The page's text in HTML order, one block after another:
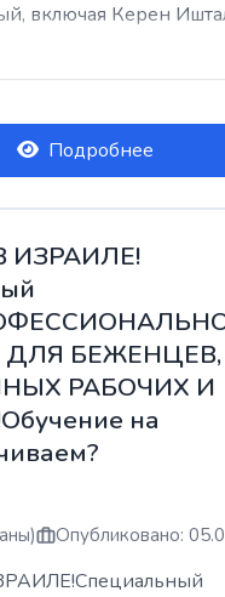
включая Керен
Подробнее
ИЗРАИЛЕ!
ДЛЯ БЕЖЕНЦЕВ,
РАБОЧИХ И
на
Опубликовано: